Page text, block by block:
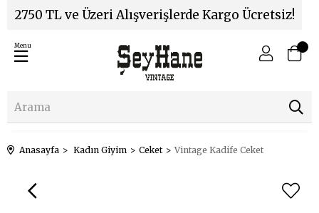
2750 TL ve Üzeri Alışverişlerde Kargo Ücretsiz!
Menu
Anasayfa Kadın Giyim Ceket Vintage Kadife Ceket